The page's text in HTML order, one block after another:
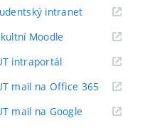
intranet(externí
Moodle
intraportál(externí
mail na Office 365 (externí
odkaz)
mail na Google (externí